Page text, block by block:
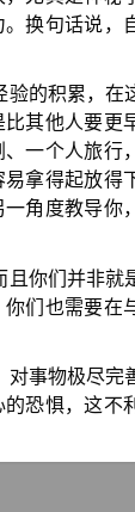
换句话说，
的积累，在
其他人要更
一个人旅行
拿得起放得
角度教导你
你们并非就
们也需要在
事物极尽完
恐惧，这不